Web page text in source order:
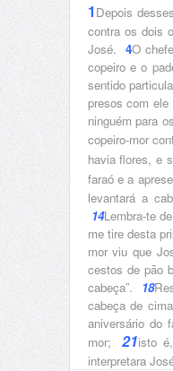
1 Depois
contra os dois
José. 4O
copeiro e o
sentido
presos com ele
ninguém para
copeiro-mor
havia flores, e
faraó e a
levantará a
14Lembra-te
me tire desta
mor viu que
cestos de pão
cabeça”. 18
cabeça de
aniversário do
mor;21isto
interpretara